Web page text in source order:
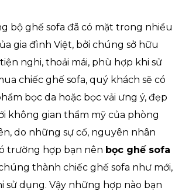
bộ ghế sofa đã có mặt trong nhiều
gia đình Việt, bởi chúng sở hữu
nghi, thoải mái, phù hợp khi sử
chiếc ghế sofa, quý khách sẽ có
bọc da hoặc bọc vải ưng ý, đẹp
không gian thẩm mỹ của phòng
do những sự cố, nguyên nhân
trường hợp bạn nên bọc ghế sofa
thành chiếc ghế sofa như mới,
sử dụng. Vậy những hợp nào bạn